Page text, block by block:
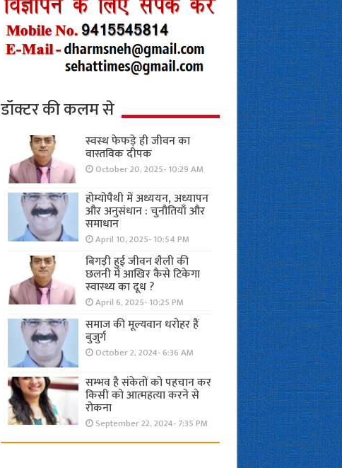
डॉक्टर की कलम से
स्वस्थ फेफड़े ही जीवन का
वास्तविक दीपक
October 20, 2025- 10:29 AM
होम्योपैथी में अध्ययन, अध्यापन
और अनुसंधान : चुनौतियाँ और
समाधान
April 10, 2025- 10:54 PM
बिगड़ी हुई जीवन शैली की
छलनी में आखिर कैसे टिकेगा
स्वास्थ्य का दूध ?
April 6, 2025- 10:25 PM
समाज की मूल्यवान धरोहर हैं
बुजुर्ग
October 2, 2024- 6:36 AM
सम्भव है संकेतों को पहचान कर
किसी को आत्महत्या करने से
रोकना
September 22, 2024- 7:35 PM